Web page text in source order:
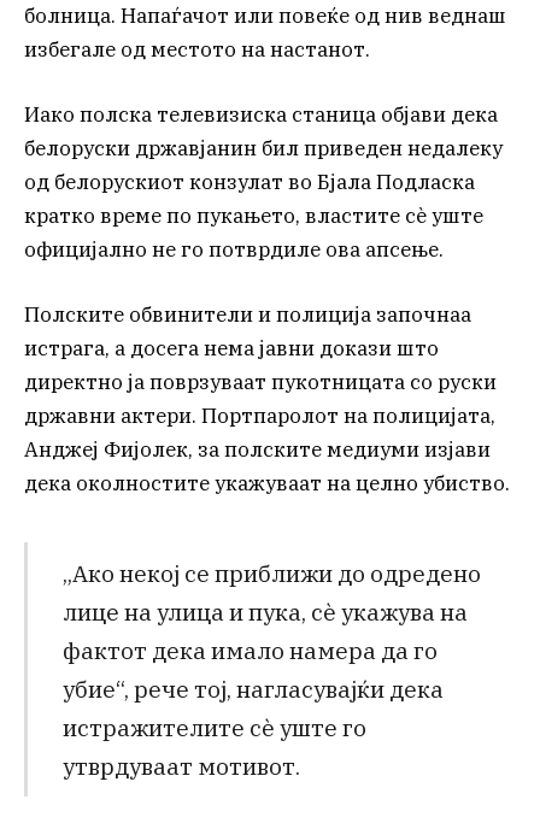
болница. Напаѓачот или повеќе од нив веднаш
избегале од местото на настанот.
Иако полска телевизиска станица објави дека
белоруски државјанин бил приведен недалеку
од белорускиот конзулат во Бјала Подласка
кратко време по пукањето, властите сè уште
официјално не го потврдиле ова апсење.
Полските обвинители и полиција започнаа
истрага, а досега нема јавни докази што
директно ја поврзуваат пукотницата со руски
државни актери. Портпаролот на полицијата,
Анджеј Фијолек, за полските медиуми изјави
дека околностите укажуваат на целно убиство.
„Ако некој се приближи до одредено
лице на улица и пука, сè укажува на
фактот дека имало намера да го
убие“, рече тој, нагласувајќи дека
истражителите сè уште го
утврдуваат мотивот.